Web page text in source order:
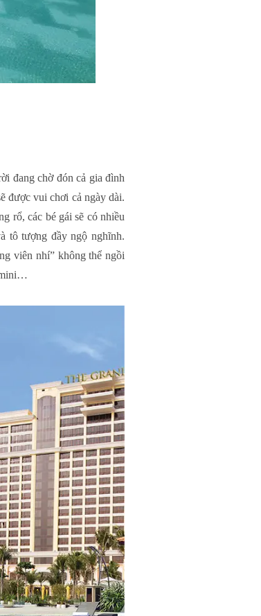
đang chờ đón cả gia đình
được vui chơi cả ngày dài.
rổ, các bé gái sẽ có nhiều
tô tượng đầy ngộ nghĩnh.
viên nhí” không thể ngồi
mini…